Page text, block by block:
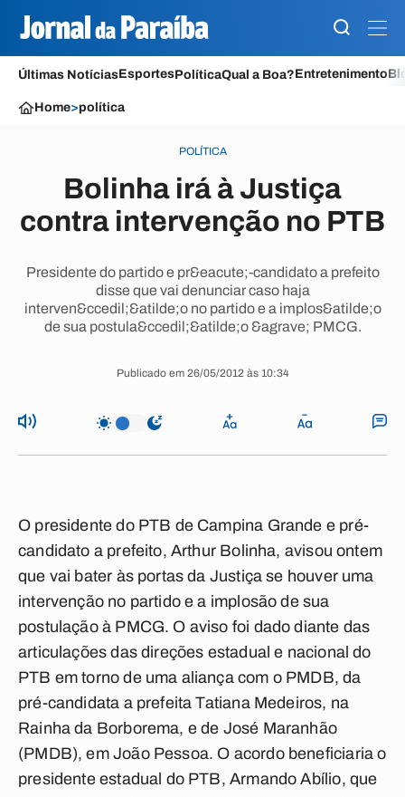
Últimas NotíciasEsportesPolíticaQual a Boa?Entretenimento
Home>política
POLÍTICA
Bolinha irá à Justiça
contra intervenção no PTB
Presidente do partido e pr&eacute;-candidato a prefeito
disse que vai denunciar caso haja
interven&ccedil;&atilde;o no partido e a implos&atilde;o
de sua postula&ccedil;&atilde;o &agrave; PMCG.
Publicado em 26/05/2012 às 10:34
O presidente do PTB de Campina Grande e pré-
candidato a prefeito, Arthur Bolinha, avisou ontem
que vai bater às portas da Justiça se houver uma
intervenção no partido e a implosão de sua
postulação à PMCG. O aviso foi dado diante das
articulações das direções estadual e nacional do
PTB em torno de uma aliança com o PMDB, da
pré-candidata a prefeita Tatiana Medeiros, na
Rainha da Borborema, e de José Maranhão
(PMDB), em João Pessoa. O acordo beneficiaria o
presidente estadual do PTB, Armando Abílio, que